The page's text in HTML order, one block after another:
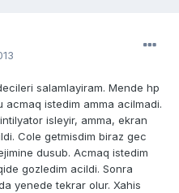
salamlayiram. Mende hp
acmaq istedim amma acilmadi.
isleyir, amma, ekran
Cole getmisdim biraz gec
dusub. Acmaq istedim
gozledim acildi. Sonra
yenede tekrar olur. Xahis